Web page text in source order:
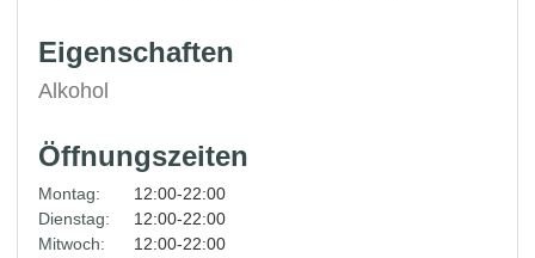
Eigenschaften
Alkohol
Öffnungszeiten
Montag:
12:00-22:00
Dienstag:
12:00-22:00
Mitwoch:
12:00-22:00